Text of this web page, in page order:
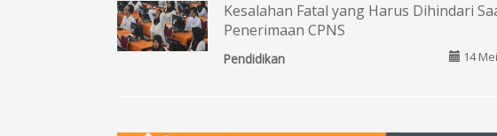
Kesalahan Fatal yang Harus Dihindari
Penerimaan CPNS
Pendidikan 14